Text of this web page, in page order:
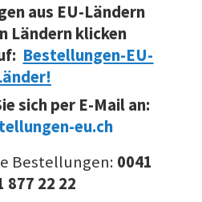
aus EU-Ländern
Ländern klicken
Bestellungen-EU-
sich per E-Mail an:
eu.ch
Bestellungen: 0041
877 22 22